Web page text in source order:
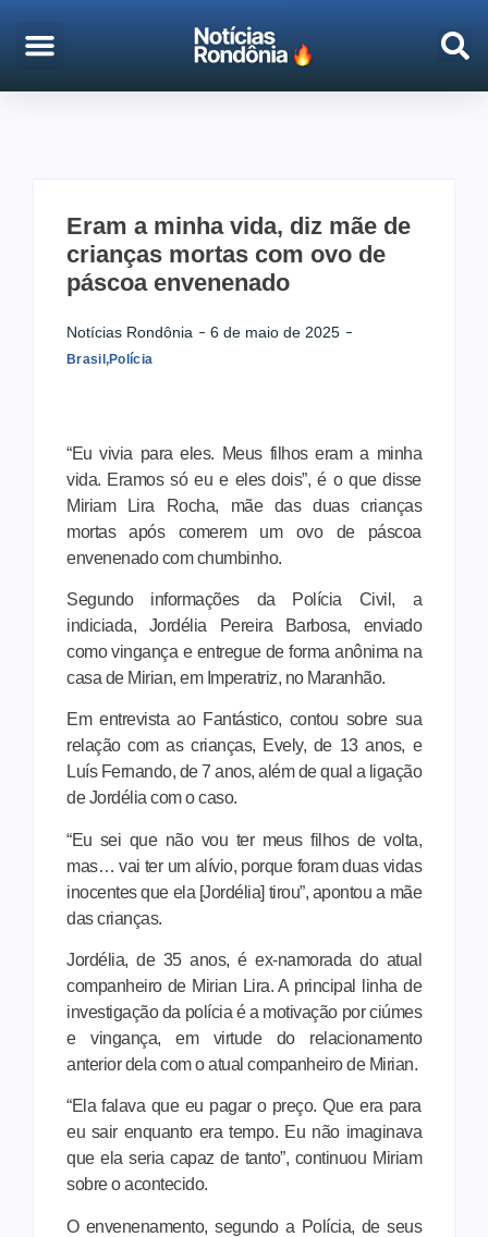
Eram a minha vida, diz mãe de
crianças mortas com ovo de
páscoa envenenado
Notícias Rondônia 6 de maio de 2025
Brasil,Polícia
“Eu vivia para eles. Meus filhos eram a minha
vida. Eramos só eu e eles dois”, é o que disse
Miriam Lira Rocha, mãe das duas crianças
mortas após comerem um ovo de páscoa
envenenado com chumbinho.
Segundo informações da Polícia Civil, a
indiciada, Jordélia Pereira Barbosa, enviado
como vingança e entregue de forma anônima na
casa de Mirian, em Imperatriz, no Maranhão.
Em entrevista ao Fantástico, contou sobre sua
relação com as crianças, Evely, de 13 anos, e
Luís Fernando, de 7 anos, além de qual a ligação
de Jordélia com o caso.
“Eu sei que não vou ter meus filhos de volta,
mas… vai ter um alívio, porque foram duas vidas
inocentes que ela [Jordélia] tirou”, apontou a mãe
das crianças.
Jordélia, de 35 anos, é ex-namorada do atual
companheiro de Mirian Lira. A principal linha de
investigação da polícia é a motivação por ciúmes
e vingança, em virtude do relacionamento
anterior dela com o atual companheiro de Mirian.
“Ela falava que eu pagar o preço. Que era para
eu sair enquanto era tempo. Eu não imaginava
que ela seria capaz de tanto”, continuou Miriam
sobre o acontecido.
O envenenamento, segundo a Polícia, de seus